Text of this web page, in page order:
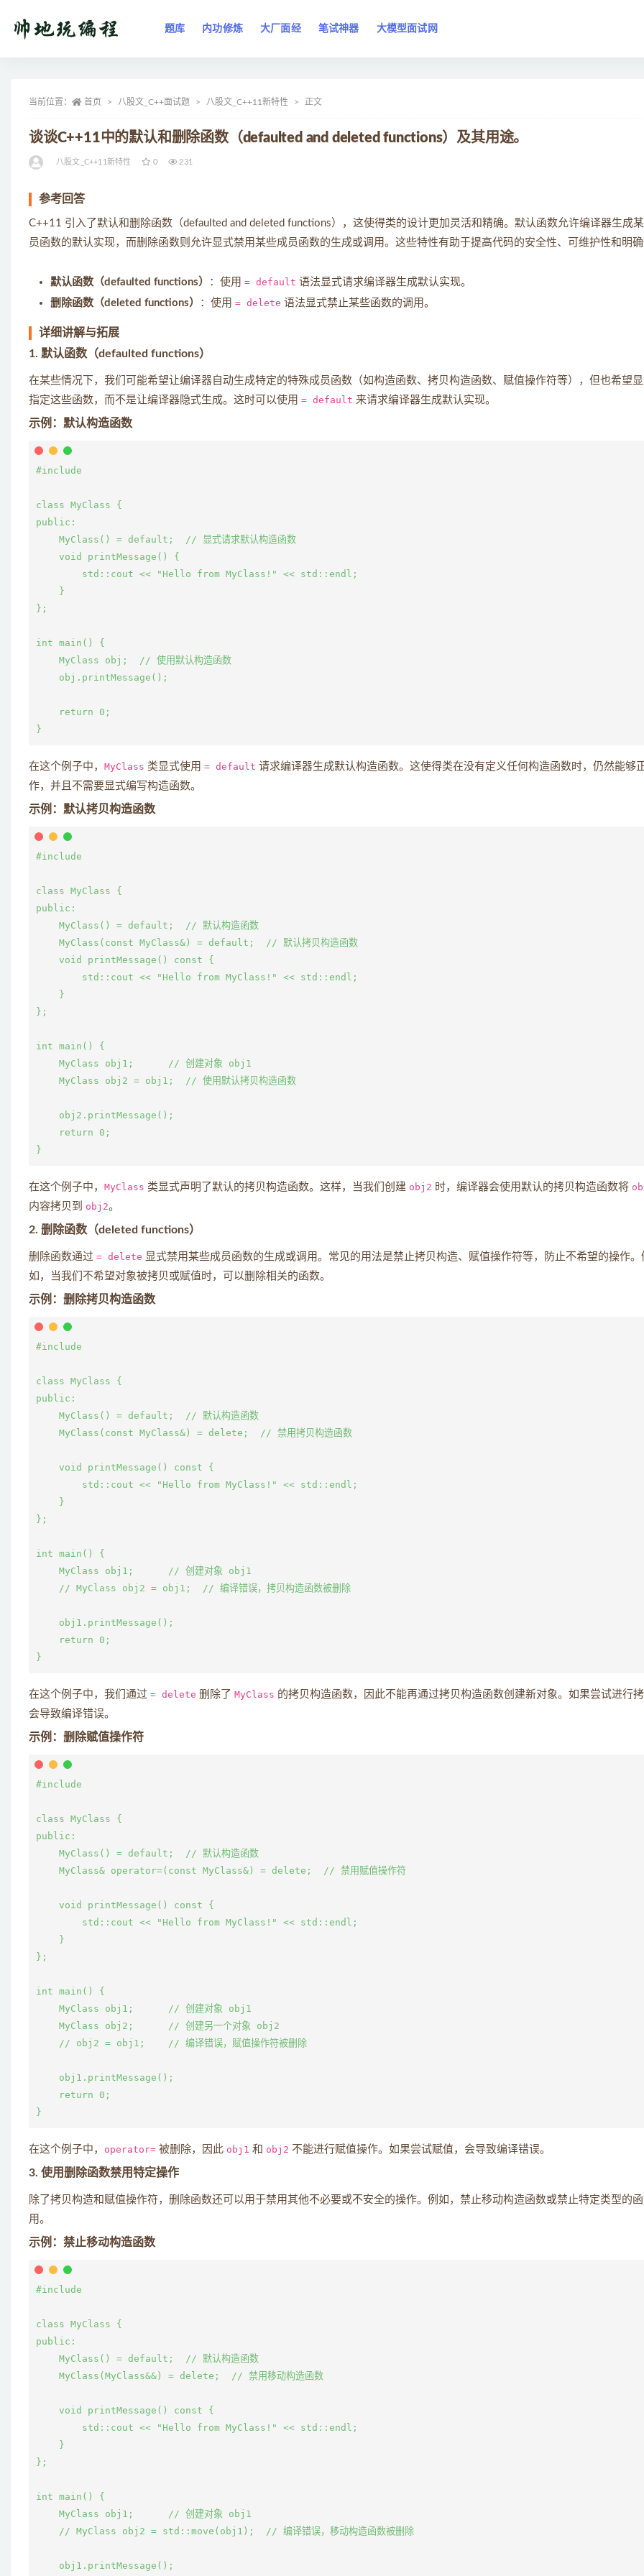
题库 内功修炼 大厂面经 笔试神器 大模型面试网
当前位置： 首页 八股文_C++面试题 八股文_C++11新特性 正文
谈谈C++11中的默认和删除函数（defaulted and deleted functions）及其用途。
八股文_C++11新特性 0 231
参考回答
C++11 引入了默认和删除函数（defaulted and deleted functions），这使得类的设计更加灵活和精确。默认函数允许编译器生成
员函数的默认实现，而删除函数则允许显式禁用某些成员函数的生成或调用。这些特性有助于提高代码的安全性、可维护性和明
默认函数（defaulted functions） ：使用 = default 语法显式请求编译器生成默认实现。
删除函数（deleted functions）
：使用 = delete 语法显式禁止某些函数的调用。
详细讲解与拓展
1. 默认函数（defaulted functions）
在某些情况下，我们可能希望让编译器自动生成特定的特殊成员函数（如构造函数、拷贝构造函数、赋值操作符等），但也希望
指定这些函数，而不是让编译器隐式生成。这时可以使用 = default 来请求编译器生成默认实现。
示例：默认构造函数
#include
class MyClass {
public:
    MyClass() = default;  // 显式请求默认构造函数
    void printMessage() {
        std::cout << "Hello from MyClass!" << std::endl;
    }
};
int main() {
    MyClass obj;  // 使用默认构造函数
    obj.printMessage();
    return 0;
在这个例子中， MyClass 类显式使用 = default 请求编译器生成默认构造函数。这使得类在没有定义任何构造函数时，仍然能够
作，并且不需要显式编写构造函数。
示例：默认拷贝构造函数
#include
class MyClass {
public:
    MyClass() = default;  // 默认构造函数
    MyClass(const MyClass&) = default;  // 默认拷贝构造函数
    void printMessage() const {
        std::cout << "Hello from MyClass!" << std::endl;
    }
};
int main() {
    MyClass obj1;      // 创建对象 obj1
    MyClass obj2 = obj1;  // 使用默认拷贝构造函数
    obj2.printMessage();
    return 0;
在这个例子中， MyClass 类显式声明了默认的拷贝构造函数。这样，当我们创建 obj2 时，编译器会使用默认的拷贝构造函数将
内容拷贝到 obj2。
2. 删除函数（deleted functions）
删除函数通过 = delete 显式禁用某些成员函数的生成或调用。常见的用法是禁止拷贝构造、赋值操作符等，防止不希望的操作。
如，当我们不希望对象被拷贝或赋值时，可以删除相关的函数。
示例：删除拷贝构造函数
#include
class MyClass {
public:
    MyClass() = default;  // 默认构造函数
    MyClass(const MyClass&) = delete;  // 禁用拷贝构造函数
    void printMessage() const {
        std::cout << "Hello from MyClass!" << std::endl;
    }
};
int main() {
    MyClass obj1;      // 创建对象 obj1
    // MyClass obj2 = obj1;  // 编译错误，拷贝构造函数被删除
    obj1.printMessage();
    return 0;
在这个例子中，我们通过 = delete 删除了 MyClass 的拷贝构造函数，因此不能再通过拷贝构造函数创建新对象。如果尝试进行
会导致编译错误。
示例：删除赋值操作符
#include
class MyClass {
public:
    MyClass() = default;  // 默认构造函数
    MyClass& operator=(const MyClass&) = delete;  // 禁用赋值操作符
    void printMessage() const {
        std::cout << "Hello from MyClass!" << std::endl;
    }
};
int main() {
    MyClass obj1;      // 创建对象 obj1
    MyClass obj2;      // 创建另一个对象 obj2
    // obj2 = obj1;    // 编译错误，赋值操作符被删除
    obj1.printMessage();
    return 0;
在这个例子中， operator= 被删除，因此 obj1 和 obj2 不能进行赋值操作。如果尝试赋值，会导致编译错误。
3. 使用删除函数禁用特定操作
除了拷贝构造和赋值操作符，删除函数还可以用于禁用其他不必要或不安全的操作。例如，禁止移动构造函数或禁止特定类型的
用。
示例：禁止移动构造函数
#include
class MyClass {
public:
    MyClass() = default;  // 默认构造函数
    MyClass(MyClass&&) = delete;  // 禁用移动构造函数
    void printMessage() const {
        std::cout << "Hello from MyClass!" << std::endl;
    }
};
int main() {
    MyClass obj1;      // 创建对象 obj1
    // MyClass obj2 = std::move(obj1);  // 编译错误，移动构造函数被删除
    obj1.printMessage();